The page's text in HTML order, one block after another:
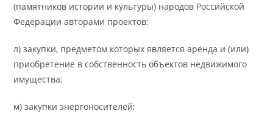
(памятников истории и культуры) народов Российской
Федерации авторами проектов;
л) закупки, предметом которых является аренда и (или)
приобретение в собственность объектов недвижимого
имущества;
м) закупки энергоносителей;